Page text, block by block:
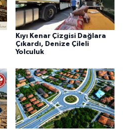
Kıyı Kenar Çizgisi Dağlara
Çıkardı, Denize Çileli
Yolculuk